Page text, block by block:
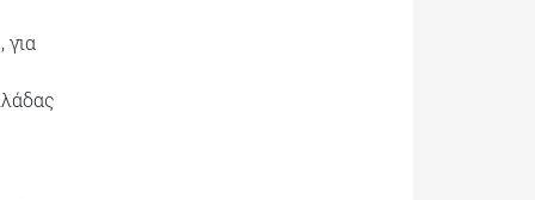
για